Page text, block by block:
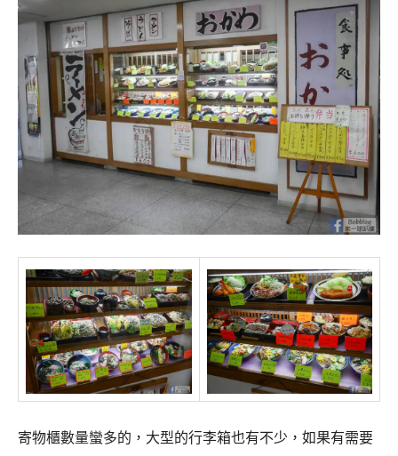
寄物櫃數量蠻多的，大型的行李箱也有不少，如果有需要